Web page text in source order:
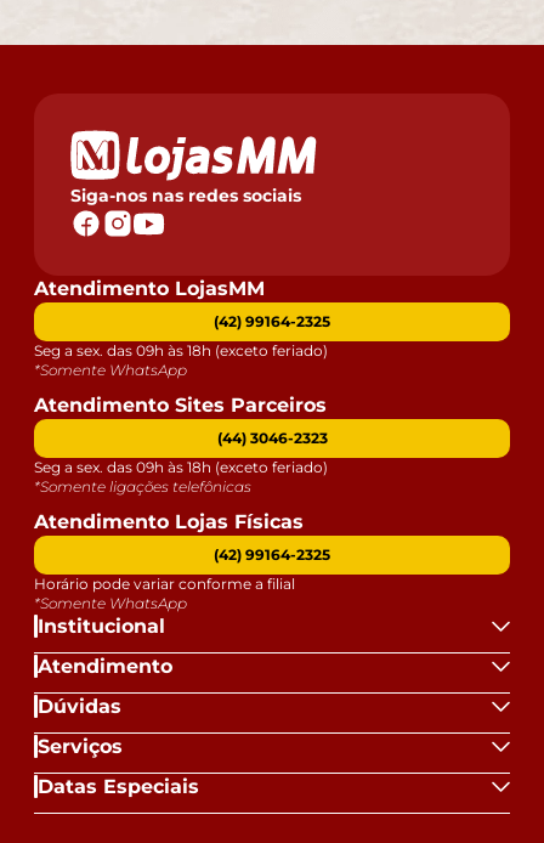
Siga-nos nas redes sociais
Institucional
Atendimento
Dúvidas
Serviços
Datas Especiais
Atendimento LojasMM
(42) 99164-2325
Seg a sex. das 09h às 18h (exceto feriado)
*Somente WhatsApp
Atendimento Sites Parceiros
(44) 3046-2323
Seg a sex. das 09h às 18h (exceto feriado)
*Somente ligações telefônicas
Atendimento Lojas Físicas
(42) 99164-2325
Horário pode variar conforme a filial
*Somente WhatsApp